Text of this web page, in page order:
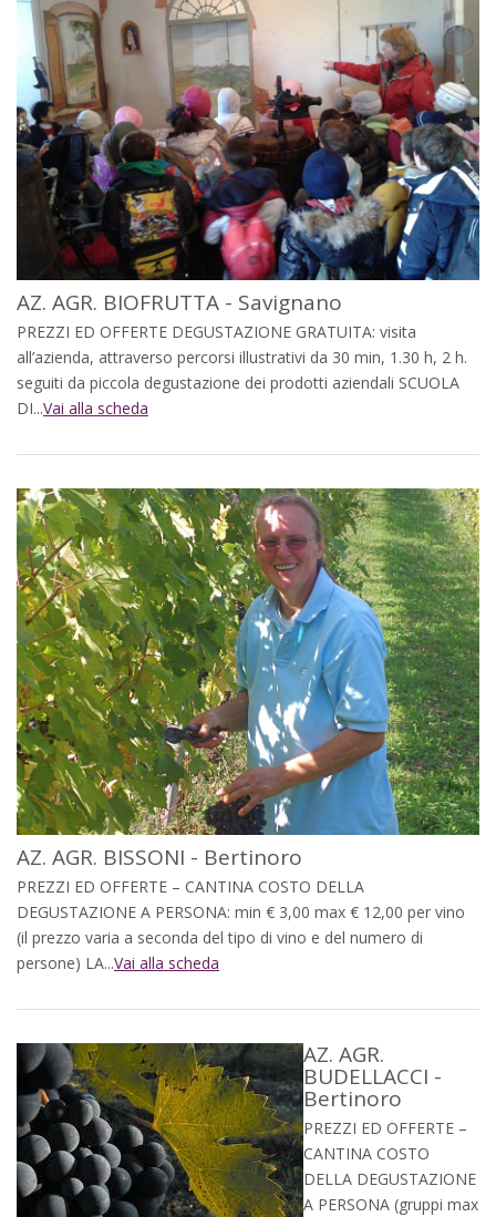
AZ. AGR. BIOFRUTTA - Savignano
PREZZI ED OFFERTE DEGUSTAZIONE GRATUITA: visita
all’azienda, attraverso percorsi illustrativi da 30 min, 1.30 h, 2 h.
seguiti da piccola degustazione dei prodotti aziendali SCUOLA
DI...Vai alla scheda
AZ. AGR. BISSONI - Bertinoro
PREZZI ED OFFERTE – CANTINA COSTO DELLA
DEGUSTAZIONE A PERSONA: min € 3,00 max € 12,00 per vino
(il prezzo varia a seconda del tipo di vino e del numero di
persone) LA...Vai alla scheda
AZ. AGR.
BUDELLACCI -
Bertinoro
PREZZI ED OFFERTE –
CANTINA COSTO
DELLA DEGUSTAZIONE
A PERSONA (gruppi max